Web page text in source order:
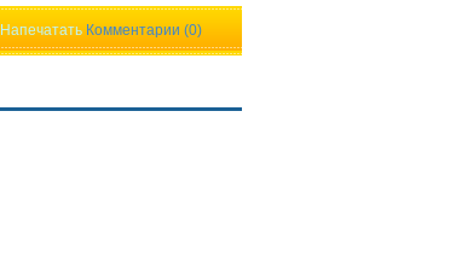
Напечатать Комментарии (0)